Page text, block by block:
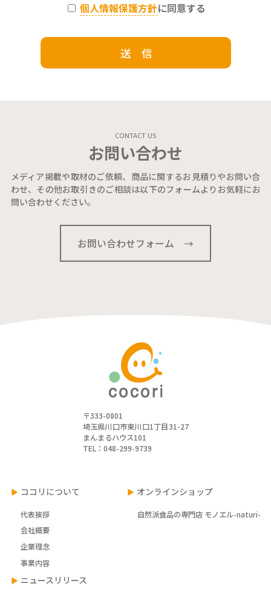
個人情報保護方針に同意する
CONTACT US
お問い合わせ
メディア掲載や取材のご依頼、商品に関するお見積りやお問い合
わせ、その他お取引きのご相談は以下のフォームよりお気軽にお
問い合わせください。
お問い合わせフォーム
〒333-0801
埼玉県川口市東川口1丁目31-27
まんまるハウス101
TEL：048-299-9739
ココリについて
代表挨拶
会社概要
企業理念
事業内容
オンラインショップ
自然派食品の専門店 モノエル-naturi-
ニュースリリース